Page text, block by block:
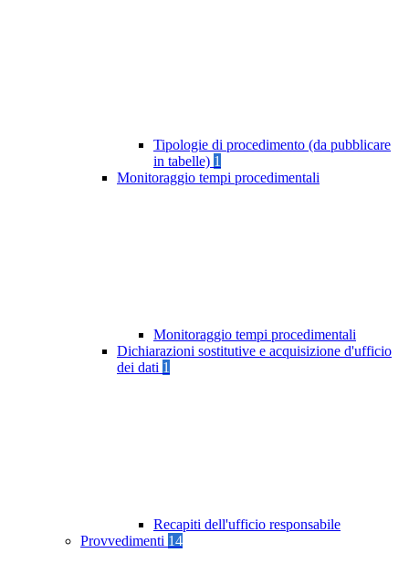
Tipologie di procedimento (da pubblicare
in tabelle) 1
Monitoraggio tempi procedimentali
Monitoraggio tempi procedimentali
Dichiarazioni sostitutive e acquisizione d'ufficio
dei dati 1
Recapiti dell'ufficio responsabile
Provvedimenti 14